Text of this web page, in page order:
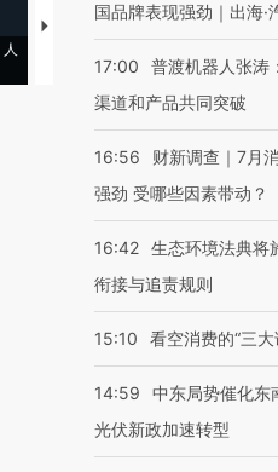
【推广】走进第四届链博
有意
国品牌表现强劲｜出海·
17:00
普渡机器人张涛
渠道和产品共同突破
16:56
财新调查｜7月
强劲 受哪些因素带动？
16:42 生态环境法典将
衔接与追责规则
15:10 看空消费的“三大
14:59
中东局势催化东
光伏新政加速转型